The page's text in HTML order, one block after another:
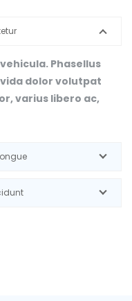
Phasellus
dolor volutpat
varius libero ac,